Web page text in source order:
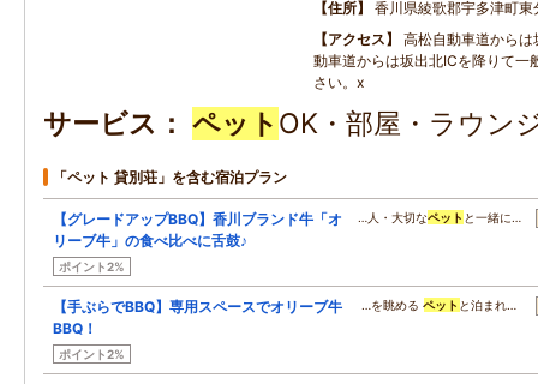
住所
香川県綾歌郡宇多津町東
アクセス
高松自動車道から
動車道からは坂出北ICを降りて一
さい。x
サービス ペット OK・部屋・ラウン
「ペット 貸別荘」を含む宿泊プラン
【グレードアップBBQ】香川ブランド牛「オ
リーブ牛」の食べ比べに舌鼓♪
ポイント2%
…人・大切なペット と一緒に…
【手ぶらでBBQ】専用スペースでオリーブ牛
BBQ！
ポイント2%
…を眺めるペット と泊まれ…